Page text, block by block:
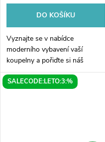
DO KOŠÍKU
Vyznajte se v nabídce
moderního vybavení vaší
koupelny a pořiďte si náš
třístěnný sprchový kout - EASY
1100x700mm, L/P varianta s
SALECODE:LETO:3:%